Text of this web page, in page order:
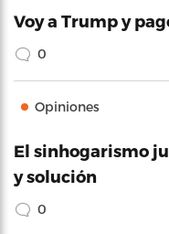
Voy a Trump y
0
Opiniones
El sinhogarismo
y solución
0